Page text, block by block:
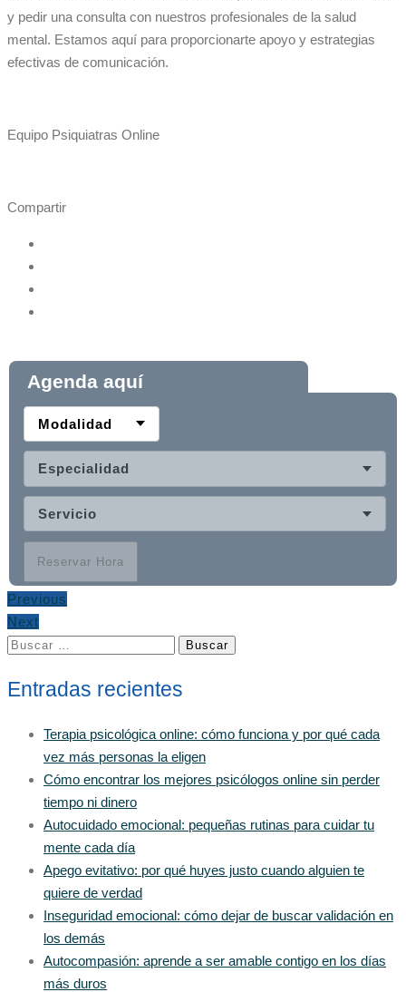
y pedir una consulta con nuestros profesionales de la salud
mental. Estamos aquí para proporcionarte apoyo y estrategias
efectivas de comunicación.
Equipo Psiquiatras Online
Compartir
Agenda aquí
Modalidad
Especialidad
Servicio
Reservar Hora
Previous
Next
Buscar:
Entradas recientes
Terapia psicológica online: cómo funciona y por qué cada
vez más personas la eligen
Cómo encontrar los mejores psicólogos online sin perder
tiempo ni dinero
Autocuidado emocional: pequeñas rutinas para cuidar tu
mente cada día
Apego evitativo: por qué huyes justo cuando alguien te
quiere de verdad
Inseguridad emocional: cómo dejar de buscar validación en
los demás
Autocompasión: aprende a ser amable contigo en los días
más duros